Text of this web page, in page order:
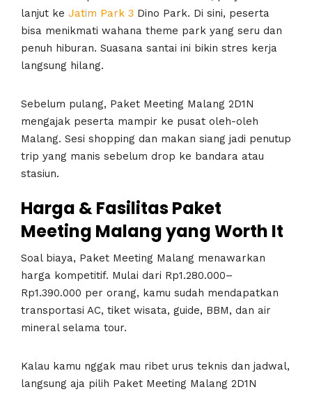
lanjut ke Jatim Park 3 Dino Park. Di sini, peserta
bisa menikmati wahana theme park yang seru dan
penuh hiburan. Suasana santai ini bikin stres kerja
langsung hilang.
Sebelum pulang, Paket Meeting Malang 2D1N
mengajak peserta mampir ke pusat oleh-oleh
Malang. Sesi shopping dan makan siang jadi penutup
trip yang manis sebelum drop ke bandara atau
stasiun.
Harga & Fasilitas Paket
Meeting Malang yang Worth It
Soal biaya, Paket Meeting Malang menawarkan
harga kompetitif. Mulai dari Rp1.280.000–
Rp1.390.000 per orang, kamu sudah mendapatkan
transportasi AC, tiket wisata, guide, BBM, dan air
mineral selama tour.
Kalau kamu nggak mau ribet urus teknis dan jadwal,
langsung aja pilih Paket Meeting Malang 2D1N